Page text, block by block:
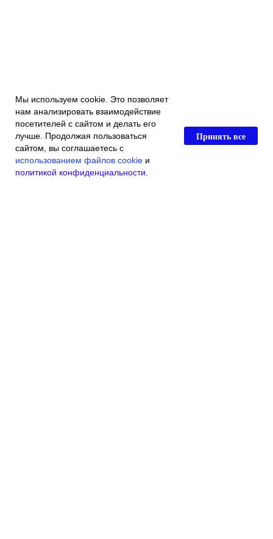
Главная Каталог магазина
Мы используем cookie. Это позволяет
нам анализировать взаимодействие
посетителей с сайтом и делать его
лучше. Продолжая пользоваться
сайтом, вы соглашаетесь с
использованием файлов cookie и
политикой конфиденциальности
Принять все